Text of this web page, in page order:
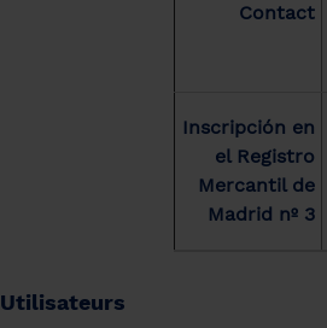
Contact
Inscripción en
el Registro
Mercantil de
Madrid nº 3
Utilisateurs